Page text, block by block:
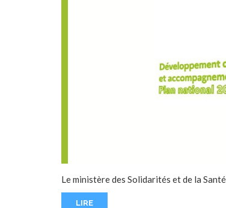
Le ministère des Solidarités et de la
LIRE